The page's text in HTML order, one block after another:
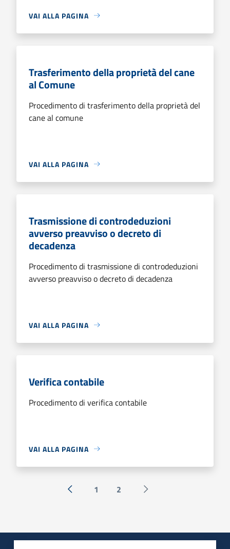
VAI ALLA PAGINA
Trasferimento della proprietà del cane
al Comune
Procedimento di trasferimento della proprietà del
cane al comune
VAI ALLA PAGINA
Trasmissione di controdeduzioni
avverso preavviso o decreto di
decadenza
Procedimento di trasmissione di controdeduzioni
avverso preavviso o decreto di decadenza
VAI ALLA PAGINA
Verifica contabile
Procedimento di verifica contabile
VAI ALLA PAGINA
« Precedente
1 2 Successiva »